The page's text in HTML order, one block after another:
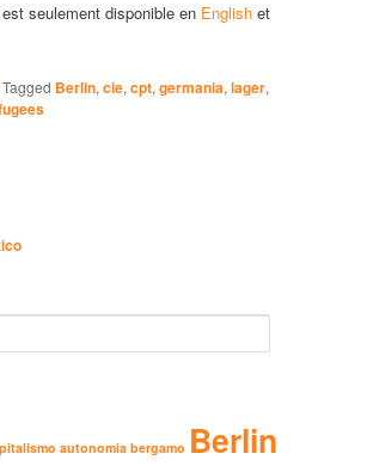
seulement disponible en English et
Tagged Berlin,cie,cpt,germania,lager,
autonomia bergamo Berlin